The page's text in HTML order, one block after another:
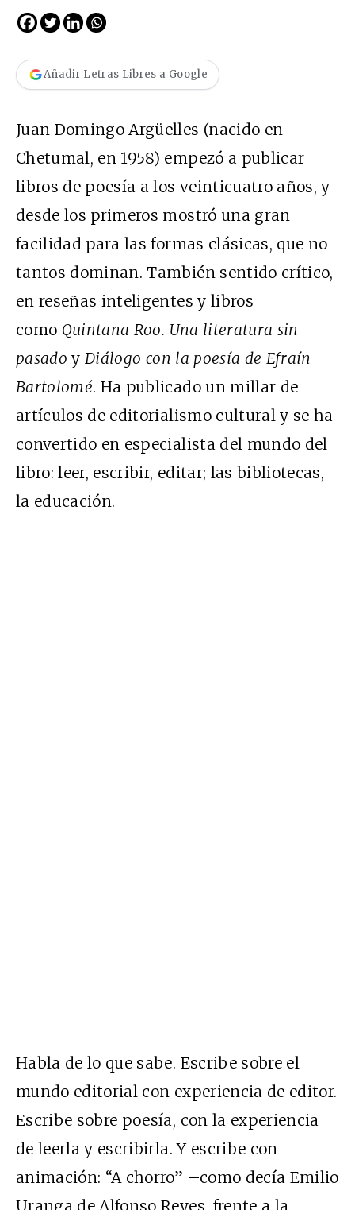
Añadir Letras Libres a Google
Juan Domingo Argüelles (nacido en
Chetumal, en 1958) empezó a publicar
libros de poesía a los veinticuatro años, y
desde los primeros mostró una gran
facilidad para las formas clásicas, que no
tantos dominan. También sentido crítico,
en reseñas inteligentes y libros
como Quintana Roo. Una literatura sin
pasado y Diálogo con la poesía de Efraín
Bartolomé. Ha publicado un millar de
artículos de editorialismo cultural y se ha
convertido en especialista del mundo del
libro: leer, escribir, editar; las bibliotecas,
la educación.
Habla de lo que sabe. Escribe sobre el
mundo editorial con experiencia de editor.
Escribe sobre poesía, con la experiencia
de leerla y escribirla. Y escribe con
animación: “A chorro” –como decía Emilio
Uranga de Alfonso Reyes, frente a la